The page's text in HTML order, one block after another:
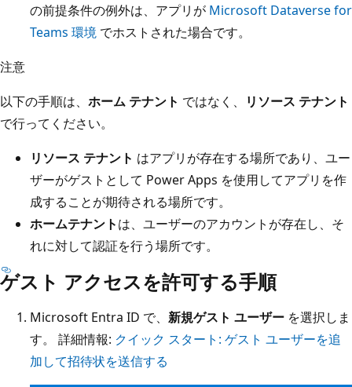
の前提条件の例外は、アプリが Microsoft Dataverse for
Teams 環境 でホストされた場合です。
注意
以下の手順は、 ホーム テナント ではなく、
リソース テナント
で行ってください。
リソース テナント はアプリが存在する場所であり、ユー
ザーがゲストとして Power Apps を使用してアプリを作
成することが期待される場所です。
ホームテナントは、ユーザーのアカウントが存在し、そ
れに対して認証を行う場所です。
ゲスト アクセスを許可する手順
Microsoft Entra ID で、 新規ゲスト ユーザー を選択しま
す。 詳細情報: クイック スタート: ゲスト ユーザーを追
加して招待状を送信する